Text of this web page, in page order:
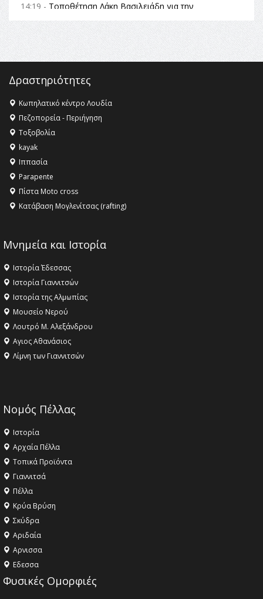
14:19 - Τοποθέτηση Λάκη Βασιλειάδη για την
Αναθεώρηση του Συντάγματος: «Σε τέτοιες κορυφαίες
θεσμικές διαδικασίες υπάρχει μόνο η ευθύνη απέναντι
στις επόμενες γενιές»
16:35 -Το πρόγραμμα του ΠΑΟΚ στον δεύτερο γύρο του
16:27 - Όλυμπος: Εντάχθηκε στον Κατάλογο Παγκόσμιας
Κληρονομιάς της UNESCO – Ομόφωνη η απόφαση Ο
Όλυμπος αναγνωρίστηκε ως φυσικό και πολιτιστικό
αγαθό εξέχουσας οικουμενικής αξίας για την
ανθρωπότητα
16:18 -
ΣΤΗΝ ΕΔΕΣΣΑ
Δραστηριότητες
Κωπηλατικό κέντρο Λουδία
Πεζοπορεία - Περιήγηση
Τοξοβολία
kayak
Ιππασία
Parapente
Πίστα Moto cross
Κατάβαση Μογλενίτσας (rafting)
Μνημεία και Ιστορία
Ιστορία Έδεσσας
Ιστορία Γιαννιτσών
Ιστορία της Αλμωπίας
Μουσείο Νερού
Λουτρό Μ. Αλεξάνδρου
Αγιος Αθανάσιος
Λίμνη των Γιαννιτσών
Νομός Πέλλας
Ιστορία
Αρχαία Πέλλα
Τοπικά Προϊόντα
Γιαννιτσά
Πέλλα
Κρύα Βρύση
Σκύδρα
Αριδαία
Aρνισσα
Eδεσσα
Φυσικές Ομορφιές